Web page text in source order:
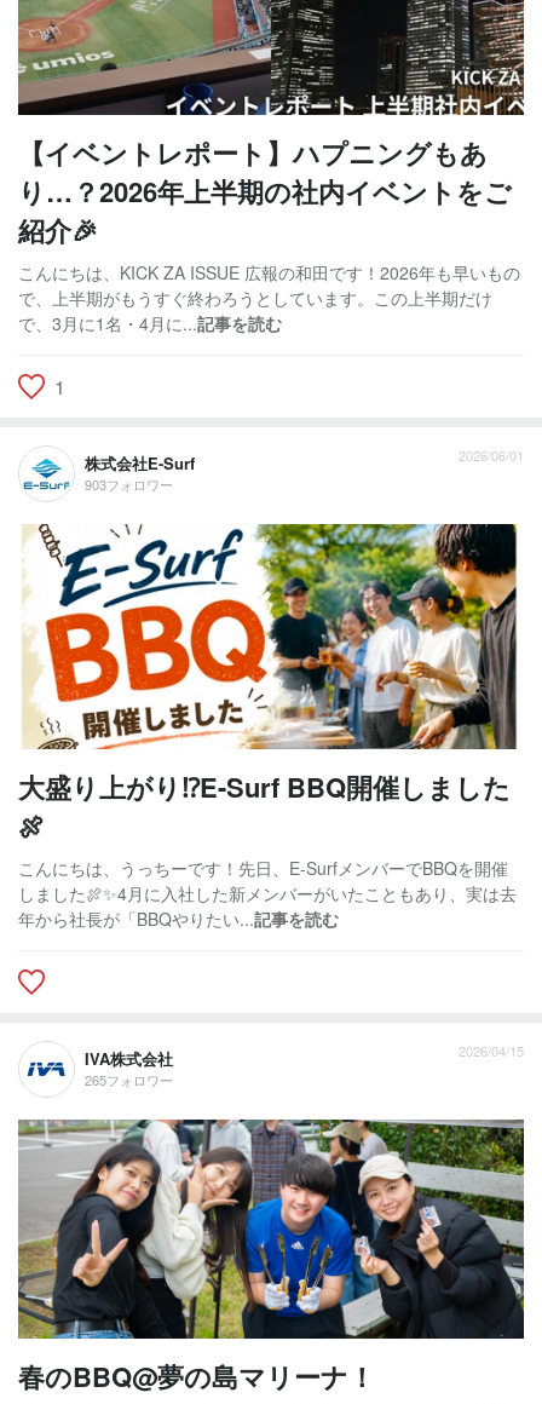
【イベントレポート】ハプニングもあ
り…？2026年上半期の社内イベントをご
紹介🎉
こんにちは、KICK ZA ISSUE 広報の和田です！2026年も早いもの
で、上半期がもうすぐ終わろうとしています。この上半期だけ
で、3月に1名・4月に...記事を読む
1
株式会社E-Surf
903フォロワー
2026/06/01
大盛り上がり⁉️E-Surf BBQ開催しました
🍖
こんにちは、うっちーです！先日、E-SurfメンバーでBBQを開催
しました🍖✨4月に入社した新メンバーがいたこともあり、実は去
年から社長が「BBQやりたい...記事を読む
IVA株式会社
265フォロワー
2026/04/15
春のBBQ@夢の島マリーナ！